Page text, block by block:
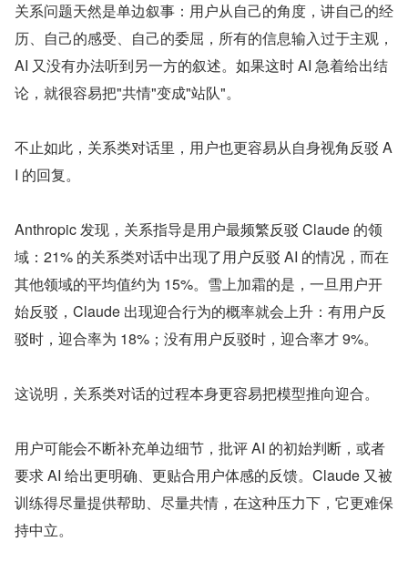
关系问题天然是单边叙事：用户从自己的角度，讲自己的经
历、自己的感受、自己的委屈，所有的信息输入过于主观，
AI 又没有办法听到另一方的叙述。如果这时 AI 急着给出结
论，就很容易把"共情"变成"站队"。
不止如此，关系类对话里，用户也更容易从自身视角反驳 A
I 的回复。
Anthropic 发现，关系指导是用户最频繁反驳 Claude 的领
域：21% 的关系类对话中出现了用户反驳 AI 的情况，而在
其他领域的平均值约为 15%。雪上加霜的是，一旦用户开
始反驳，Claude 出现迎合行为的概率就会上升：有用户反
驳时，迎合率为 18%；没有用户反驳时，迎合率才 9%。
这说明，关系类对话的过程本身更容易把模型推向迎合。
用户可能会不断补充单边细节，批评 AI 的初始判断，或者
要求 AI 给出更明确、更贴合用户体感的反馈。Claude 又被
训练得尽量提供帮助、尽量共情，在这种压力下，它更难保
持中立。